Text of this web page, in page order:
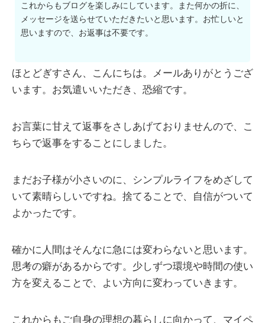
これからもブログを楽しみにしています。また何かの折に、
メッセージを送らせていただきたいと思います。お忙しいと
思いますので、お返事は不要です。
ほとどぎすさん、こんにちは。メールありがとうござ
います。お気遣いいただき、恐縮です。
お言葉に甘えて返事をさしあげておりませんので、こ
ちらで返事をすることにしました。
まだお子様が小さいのに、シンプルライフをめざして
いて素晴らしいですね。捨てることで、自信がついて
よかったです。
確かに人間はそんなに急には変わらないと思います。
思考の癖があるからです。少しずつ環境や時間の使い
方を変えることで、よい方向に変わっていきます。
これからもご自身の理想の暮らしに向かって、マイペ